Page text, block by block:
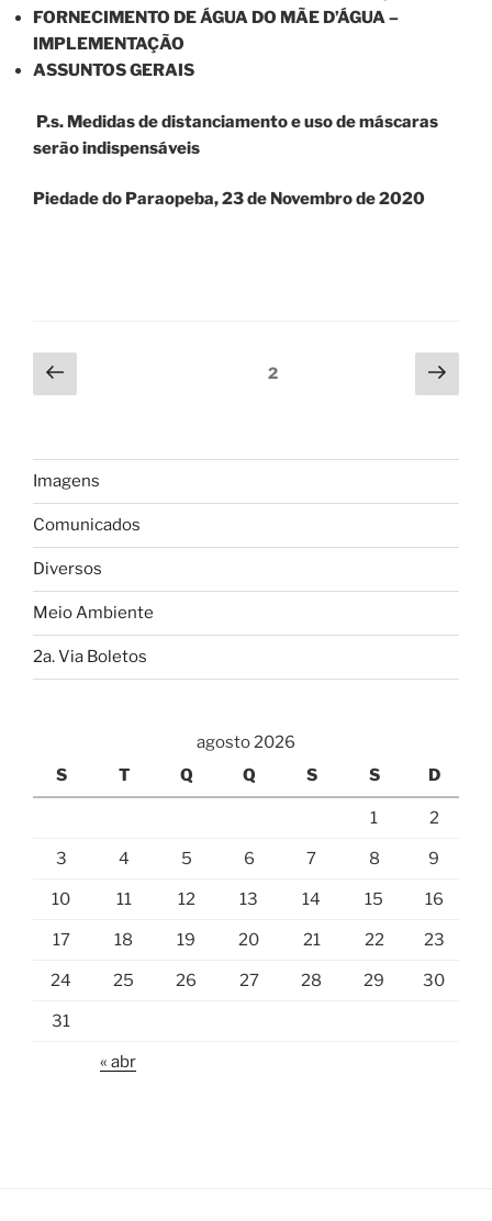
FORNECIMENTO DE ÁGUA DO MÃE D’ÁGUA –
IMPLEMENTAÇÃO
ASSUNTOS GERAIS
P.s. Medidas de distanciamento e uso de máscaras
serão indispensáveis
Piedade do Paraopeba,23de Novembrode 2020
Navegação
por
Página
anterior
Página2
Imagens
Comunicados
Diversos
Meio Ambiente
2a. Via Boletos
agosto 2026
S
T Q Q S S D
1 2
3 4 5 6 7 8 9
10 11 12 13 14 15 16
17 18 19 20 21 22 23
24 25 26 27 28 29 30
31
« abr